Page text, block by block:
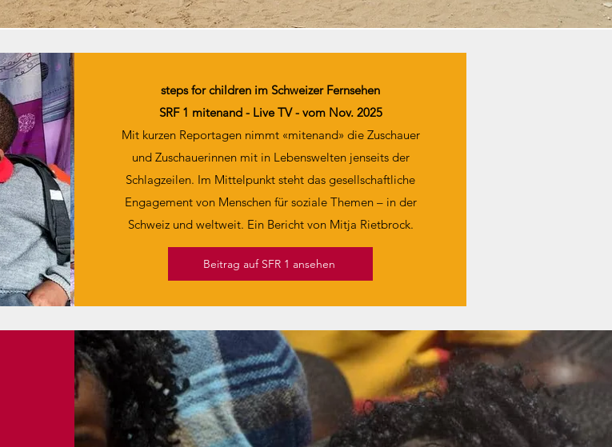
steps for children im Schweizer Fernsehen
SRF 1 mitenand - Live TV - vom Nov. 2025
Mit kurzen Reportagen nimmt «mitenand» die Zuschauer
und Zuschauerinnen mit in Lebenswelten jenseits der
Schlagzeilen. Im Mittelpunkt steht das gesellschaftliche
Engagement von Menschen für soziale Themen – in der
Schweiz und weltweit. Ein Bericht von Mitja Rietbrock.
Beitrag auf SFR 1 ansehen